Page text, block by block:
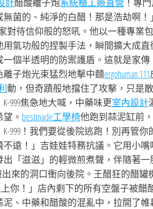
計醋酸離子炮系統櫃工廠直營 ！專
菌的、純淨的白醋！那是浩劫啊！」
對待信仰般的怒吼。他以一種專業
氣功般的捏製手法，瞬間擴大成直
個半透明的防禦護盾。這就是家傳
子炮光束猛烈地擊中麵ergohuman 111
動，但奇蹟般地擋住了攻擊，只是
999焦急地大喊，中藥味更室內設計
。 bestmade工學椅他跑到蒜泥缸前
999！我們要從後院逃跑！別再管你
遠！」吉娃娃特務抗議。它用小嘴
「滋滋」的輕微煎煮聲，伴隨著一
來的洞口衝向後院。王醋狂的醋罐
你！」店內剩下的所有空盤子被醋
、中藥和醋酸的混亂中，拉開了帷